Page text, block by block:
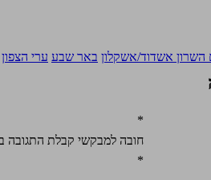
השרון אשדוד/אשקלון באר שבע ערי הצפון
*
חובה למבקשי קבלת התגובה
*